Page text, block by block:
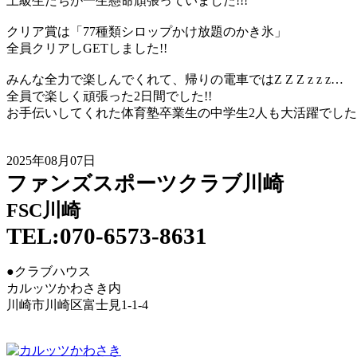
クリア賞は「77種類シロップかけ放題のかき氷」
全員クリアしGETしました!!
みんな全力で楽しんでくれて、帰りの電車ではZ Z Z z z z…
全員で楽しく頑張った2日間でした!!
お手伝いしてくれた体育塾卒業生の中学生2人も大活躍でし
2025年08月07日
ファンズスポーツクラブ川崎
FSC川崎
TEL:070-6573-8631
●クラブハウス
カルッツかわさき内
川崎市川崎区富士見1-1-4